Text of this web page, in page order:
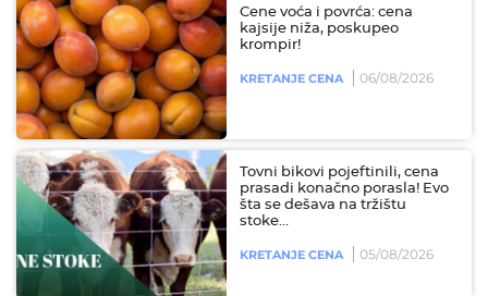
Cene voća i povrća: cena
kajsije niža, poskupeo
krompir!
KRETANJE CENA 06/08/2026
Tovni bikovi pojeftinili, cena
prasadi konačno porasla! Evo
šta se dešava na tržištu
stoke...
KRETANJE CENA 05/08/2026